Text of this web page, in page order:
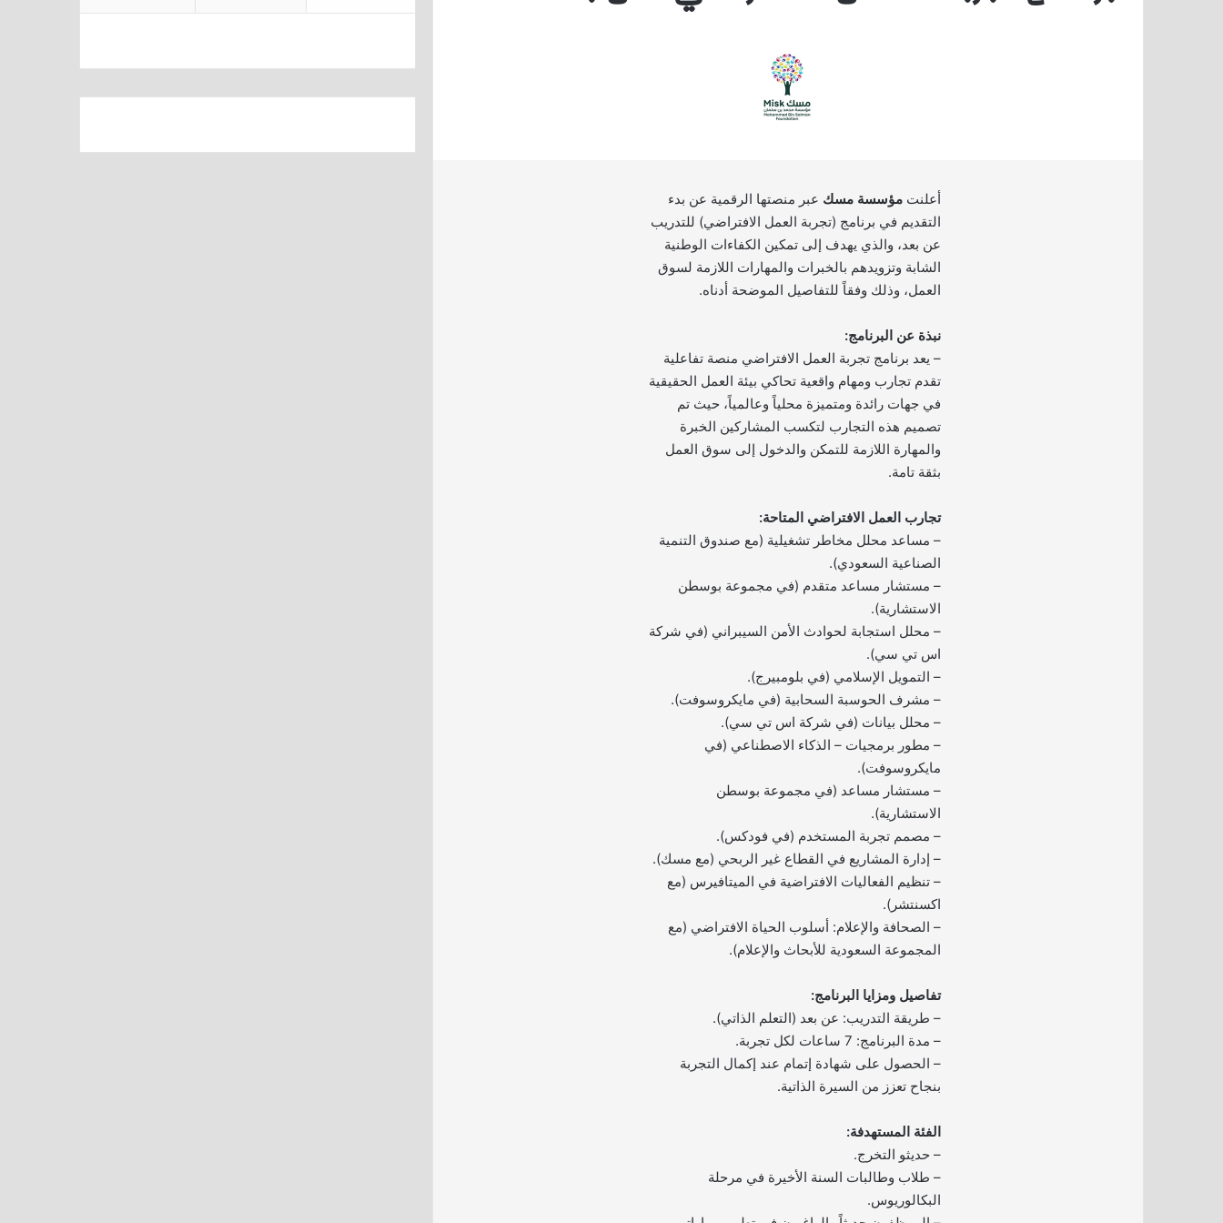
أعلنت مؤسسة مسك عبر منصتها الرقمية عن بدء
التقديم في برنامج (تجربة العمل الافتراضي) للتدريب
عن بعد، والذي يهدف إلى تمكين الكفاءات الوطنية
الشابة وتزويدهم بالخبرات والمهارات اللازمة لسوق
العمل، وذلك وفقاً للتفاصيل الموضحة أدناه.
نبذة عن البرنامج:
– يعد برنامج تجربة العمل الافتراضي منصة تفاعلية
تقدم تجارب ومهام واقعية تحاكي بيئة العمل الحقيقية
في جهات رائدة ومتميزة محلياً وعالمياً، حيث تم
تصميم هذه التجارب لتكسب المشاركين الخبرة
والمهارة اللازمة للتمكن والدخول إلى سوق العمل
بثقة تامة.
تجارب العمل الافتراضي المتاحة:
– مساعد محلل مخاطر تشغيلية (مع صندوق التنمية
الصناعية السعودي).
– مستشار مساعد متقدم (في مجموعة بوسطن
الاستشارية).
– محلل استجابة لحوادث الأمن السيبراني (في شركة
اس تي سي).
– التمويل الإسلامي (في بلومبيرج).
– مشرف الحوسبة السحابية (في مايكروسوفت).
– محلل بيانات (في شركة اس تي سي).
– مطور برمجيات – الذكاء الاصطناعي (في
مايكروسوفت).
– مستشار مساعد (في مجموعة بوسطن
الاستشارية).
– مصمم تجربة المستخدم (في فودكس).
– إدارة المشاريع في القطاع غير الربحي (مع مسك).
– تنظيم الفعاليات الافتراضية في الميتافيرس (مع
اكسنتشر).
– الصحافة والإعلام: أسلوب الحياة الافتراضي (مع
المجموعة السعودية للأبحاث والإعلام).
تفاصيل ومزايا البرنامج:
– طريقة التدريب: عن بعد (التعلم الذاتي).
– مدة البرنامج: 7 ساعات لكل تجربة.
– الحصول على شهادة إتمام عند إكمال التجربة
بنجاح تعزز من السيرة الذاتية.
الفئة المستهدفة:
– حديثو التخرج.
– طلاب وطالبات السنة الأخيرة في مرحلة
البكالوريوس.